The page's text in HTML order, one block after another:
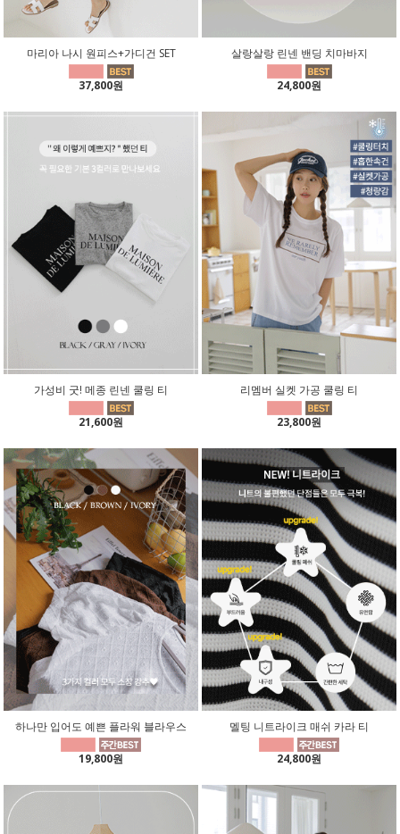
마리아 나시 원피스+가디건 SET
37,800원
살랑살랑 린넨 밴딩 치마바지
24,800원
가성비 굿! 메종 린넨 쿨링 티
21,600원
리멤버 실켓 가공 쿨링 티
23,800원
하나만 입어도 예쁜 플라워 블라우스
19,800원
멜팅 니트라이크 매쉬 카라 티
24,800원